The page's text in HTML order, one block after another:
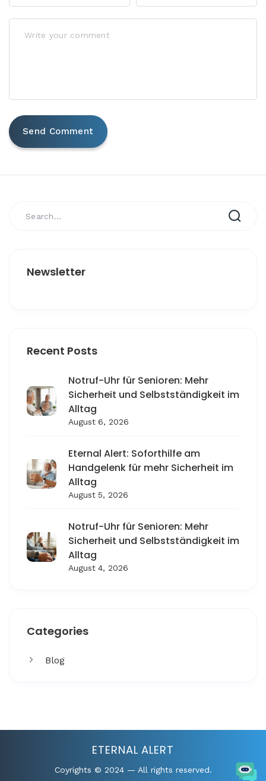
Newsletter
Recent Posts
Notruf-Uhr für Senioren: Mehr
Sicherheit und Selbstständigkeit im
Alltag
August 6, 2026
Eternal Alert: Soforthilfe am
Handgelenk für mehr Sicherheit im
Alltag
August 5, 2026
Notruf-Uhr für Senioren: Mehr
Sicherheit und Selbstständigkeit im
Alltag
August 4, 2026
Categories
Blog
ETERNAL ALERT
Coyrights © 2024 — All rights reserved.